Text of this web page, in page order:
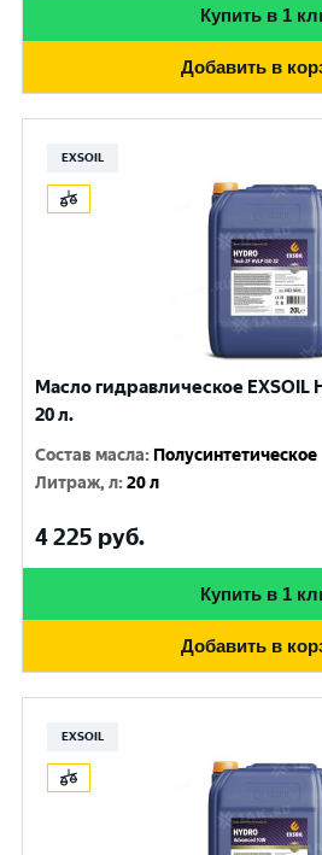
Купить в 1
Добавить в
EXSOIL
Масло гидравлическое EXSOIL
20 л.
Состав масла: Полусинтетическое
Литраж, л:20 л
4 225 руб.
Купить в 1
Добавить в
EXSOIL